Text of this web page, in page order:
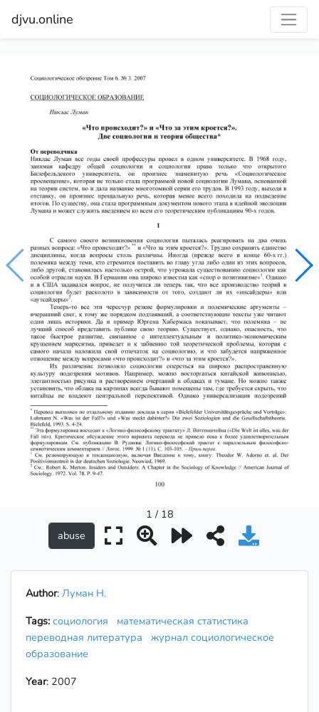
djvu.online
1 / 18
Author: Луман Н.
Tags: социология
математическая статистика
переводная литература
журнал социологическое
образование
Year: 2007